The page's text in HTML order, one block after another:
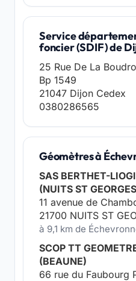
Service
foncier (SDIF) de
25 Rue De La
Bp 1549
21047 Dijon Cedex
0380286565
Géomètres à
SAS BERTHET-
(NUITS ST
11 avenue de
21700 NUITS ST
à 9,1 km de
SCOP TT
(BEAUNE)
66 rue du Faubourg